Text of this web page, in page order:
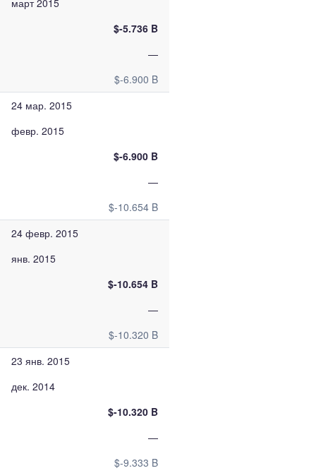
март 2015
$-5.736 B
—
$-6.900 B
24 мар. 2015
февр. 2015
$-6.900 B
—
$-10.654 B
24 февр. 2015
янв. 2015
$-10.654 B
—
$-10.320 B
23 янв. 2015
дек. 2014
$-10.320 B
—
$-9.333 B